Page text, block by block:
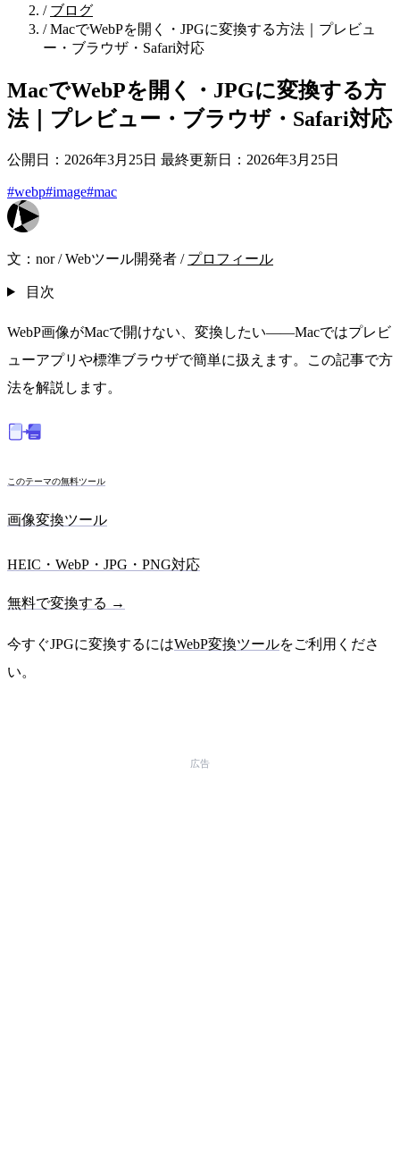
/ ブログ
/ MacでWebPを開く・JPGに変換する方法｜プレビュ
ー・ブラウザ・Safari対応
MacでWebPを開く・JPGに変換する方
法｜プレビュー・ブラウザ・Safari対応
公開日：2026年3月25日 最終更新日：2026年3月25日
#webp#image#mac
文： nor /Webツール開発者 / プロフィール
目次
WebP画像がMacで開けない、変換したい——Macではプレビ
ューアプリや標準ブラウザで簡単に扱えます。この記事で方
法を解説します。
このテーマの無料ツール
画像変換ツール
HEIC・WebP・JPG・PNG対応
無料で変換する →
今すぐJPGに変換するにはWebP変換ツールをご利用くださ
い。
広告